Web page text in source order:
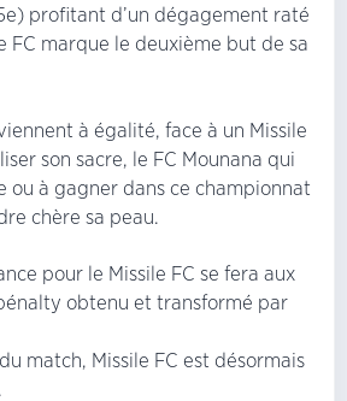
profitant d’un dégagement raté
FC marque le deuxième but de sa
à égalité, face à un Missile
son sacre, le FC Mounana qui
ou à gagner dans ce championnat
chère sa peau.
pour le Missile FC se fera aux
obtenu et transformé par
match, Missile FC est désormais